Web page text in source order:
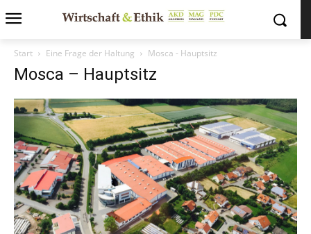
Start Eine Frage der Haltung Mosca - Hauptsitz
Mosca – Hauptsitz